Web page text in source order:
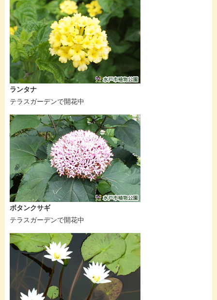
ランタナ
テラスガーデンで開花中
ボタンクサギ
テラスガーデンで開花中